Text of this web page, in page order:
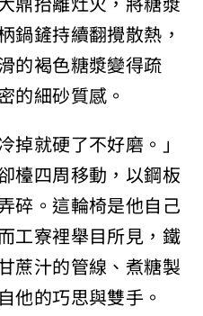
鏟持續翻攪散熱，
的褐色糖漿變得疏
細砂質感。
掉就硬了不好磨。」
檯四周移動，以鋼板
碎。這輪椅是他自己
工寮裡舉目所見，鐵
蔗汁的管線、煮糖製
的巧思與雙手。